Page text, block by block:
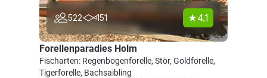
522 151 4.1
Forellenparadies Holm
Fischarten: Regenbogenforelle, Stör, Goldforelle,
Tigerforelle, Bachsaibling